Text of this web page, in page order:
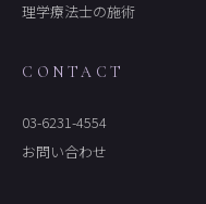
理学療法士の施術
CONTACT
03-6231-4554
お問い合わせ